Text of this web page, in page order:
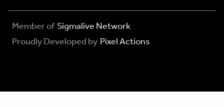
Member of Sigmalive Network
Proudly Developed by Pixel Actions